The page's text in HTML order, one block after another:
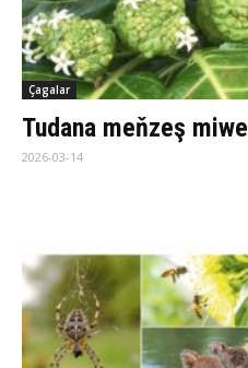
Çagalar
Tu­da­na meň­zeş mi­we
2026-03-14